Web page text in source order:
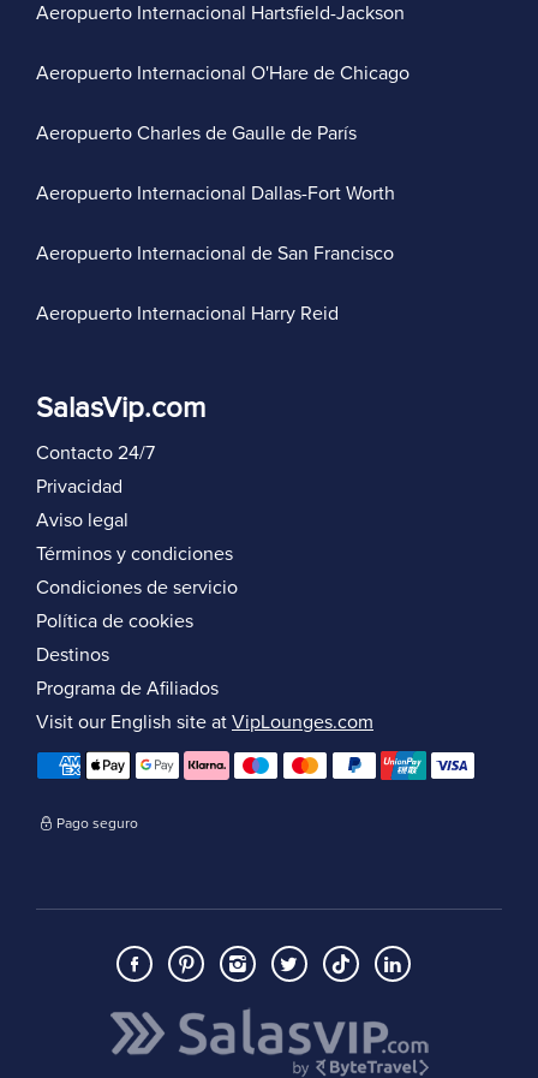
Aeropuerto Internacional Hartsfield-Jackson
Aeropuerto Internacional O'Hare de Chicago
Aeropuerto Charles de Gaulle de París
Aeropuerto Internacional Dallas-Fort Worth
Aeropuerto Internacional de San Francisco
Aeropuerto Internacional Harry Reid
SalasVip.com
Contacto 24/7
Privacidad
Aviso legal
Términos y condiciones
Condiciones de servicio
Política de cookies
Destinos
Programa de Afiliados
Visit our English site at VipLounges.com
Pago seguro